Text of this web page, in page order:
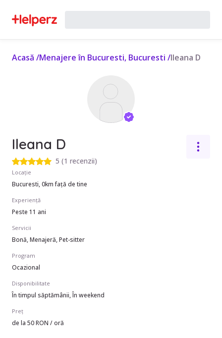
Acasă /Menajere în Bucuresti, Bucuresti /Ileana D
Ileana D
5 (1 recenzii)
Locație
Bucuresti, 0km față de tine
Experiență
Peste 11 ani
Servicii
Bonă, Menajeră, Pet-sitter
Program
Ocazional
Disponibilitate
În timpul săptămânii, În weekend
Preț
de la 50 RON / oră